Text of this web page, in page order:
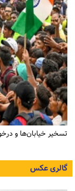
تسخیر خیابان‌ها و
گالری عکس